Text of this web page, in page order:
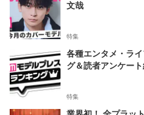
文哉
特集
各種エンタメ・ラ
グ＆読者アンケー
特集